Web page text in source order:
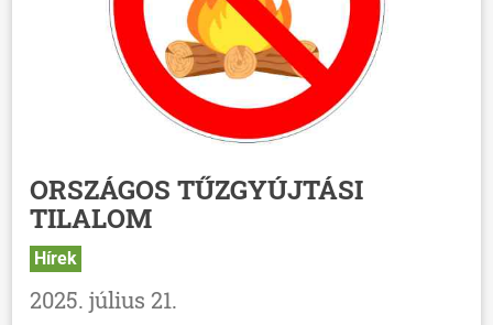
ORSZÁGOS TŰZGYÚJTÁSI
TILALOM
Hírek
2025. július 21.